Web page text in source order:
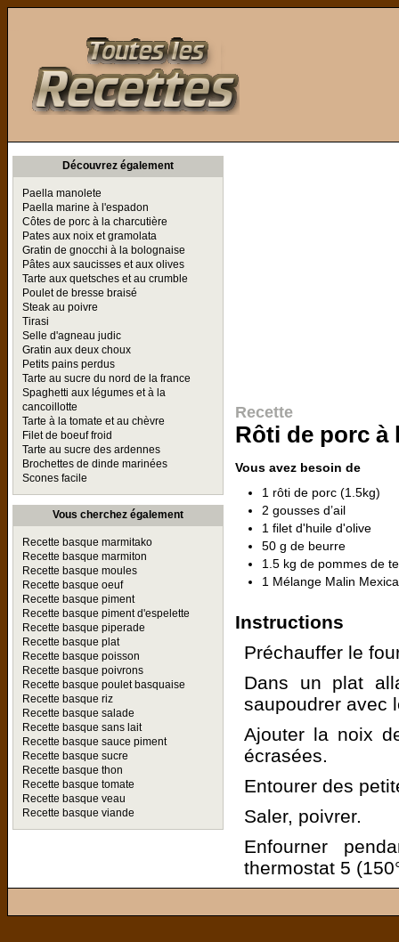
Découvrez également
Paella manolete
Paella marine à l'espadon
Côtes de porc à la charcutière
Pates aux noix et gramolata
Gratin de gnocchi à la bolognaise
Pâtes aux saucisses et aux olives
Tarte aux quetsches et au crumble
Poulet de bresse braisé
Steak au poivre
Tirasi
Selle d'agneau judic
Gratin aux deux choux
Petits pains perdus
Tarte au sucre du nord de la france
Spaghetti aux légumes et à la
cancoillotte
Tarte à la tomate et au chèvre
Filet de boeuf froid
Tarte au sucre des ardennes
Brochettes de dinde marinées
Scones facile
Vous cherchez également
Recette basque marmitako
Recette basque marmiton
Recette basque moules
Recette basque oeuf
Recette basque piment
Recette basque piment d'espelette
Recette basque piperade
Recette basque plat
Recette basque poisson
Recette basque poivrons
Recette basque poulet basquaise
Recette basque riz
Recette basque salade
Recette basque sans lait
Recette basque sauce piment
Recette basque sucre
Recette basque thon
Recette basque tomate
Recette basque veau
Recette basque viande
Recette
Rôti de porc à
Vous avez besoin de
1 rôti de porc (1.5kg)
2 gousses d’ail
1 filet d'huile d'olive
50 g de beurre
1.5 kg de pommes de
1 Mélange Malin
Instructions
Préchauffer le
Dans un plat
saupoudrer avec
Ajouter la noix
écrasées.
Entourer des
Saler, poivrer.
Enfourner
thermostat 5